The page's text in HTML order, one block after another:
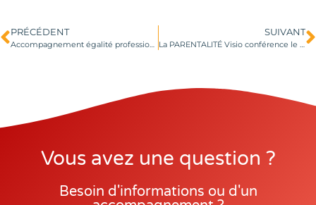
PRÉCÉDENT
Accompagnement égalité professionnelle en entreprise
SUIVANT
La PARENTALITÉ Visio conférence le 16 octobre 2020
Vous avez une question ?
Besoin d'informations ou d'un